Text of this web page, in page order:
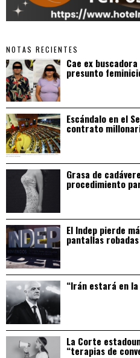
NOTAS RECIENTES
Cae ex
presunto
Escándalo en el
contrato
Grasa de
procedimiento
El Indep pierde
pantallas robadas
“Irán estará en
La Corte
“terapias de